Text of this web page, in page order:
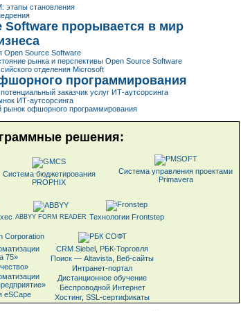
этапы становления
Software прорывается в мир
Open Source Software
рынка и перспективы Open Source Software
отделения Microsoft
программирования
заказчик услуг ИТ-аутсорсинга
ИТ-аутсорсинга
рынок офшорного программирования
решения:
Система бюджетирования
PROPHIX
Система управления проектами
Primavera
ABBYY FORM READER Технологии Frontstep
75»
eSCape
CRM Siebel РБК-Торговля
Поиск — Altavista Веб-сайты
Интранет-портал
Дистанционное обучение
Беспроводной Интернет
Хостинг, SSL-сертификаты